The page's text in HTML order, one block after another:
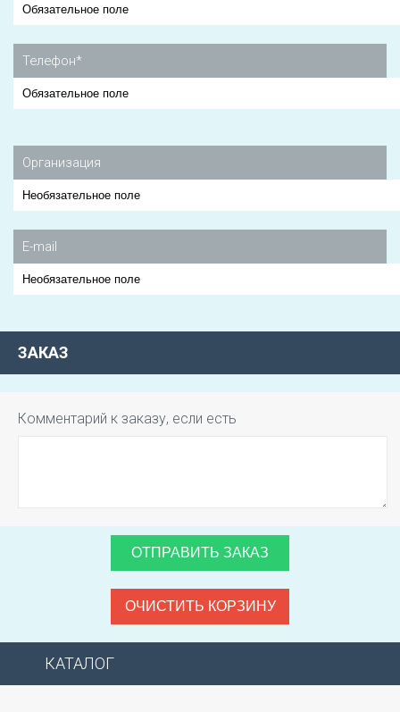
Телефон*
Организация
E-mail
ЗАКАЗ
Комментарий к заказу, если есть
ОТПРАВИТЬ ЗАКАЗ
ОЧИСТИТЬ КОРЗИНУ
КАТАЛОГ